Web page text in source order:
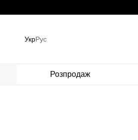
УкрРус
Розпродаж